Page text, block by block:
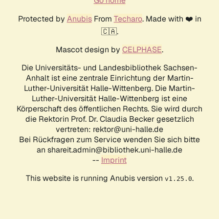
Protected by AnubisFrom Techaro. Made with ❤️ in
🇨🇦.
Mascot design by CELPHASE.
Die Universitäts- und Landesbibliothek Sachsen-
Anhalt ist eine zentrale Einrichtung der Martin-
Luther-Universität Halle-Wittenberg. Die Martin-
Luther-Universität Halle-Wittenberg ist eine
Körperschaft des öffentlichen Rechts. Sie wird durch
die Rektorin Prof. Dr. Claudia Becker gesetzlich
vertreten: rektor@uni-halle.de
Bei Rückfragen zum Service wenden Sie sich bitte
an shareit.admin@bibliothek.uni-halle.de
-- Imprint
This website is running Anubis version v1.25.0.